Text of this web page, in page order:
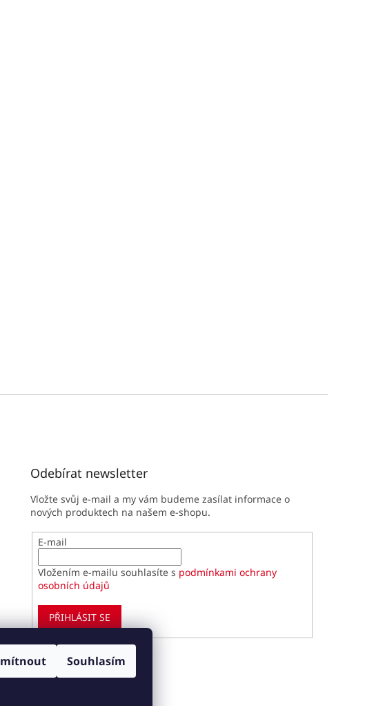
Souhlasím
Odebírat newsletter
Vložte svůj e-mail a my vám budeme zasílat informace o
nových produktech na našem e-shopu.
E-mail
Vložením e-mailu souhlasíte s podmínkami ochrany
osobních údajů
PŘIHLÁSIT SE